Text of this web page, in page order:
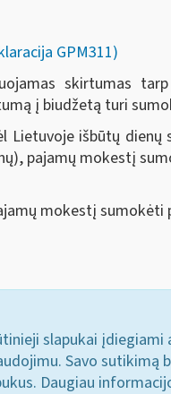
GPM311)
skirtumas
į biudžetą turi
išbūtų dienų
pajamų mokestį
mokestį sumokėti
slapukai
Savo sutikimą
Daugiau